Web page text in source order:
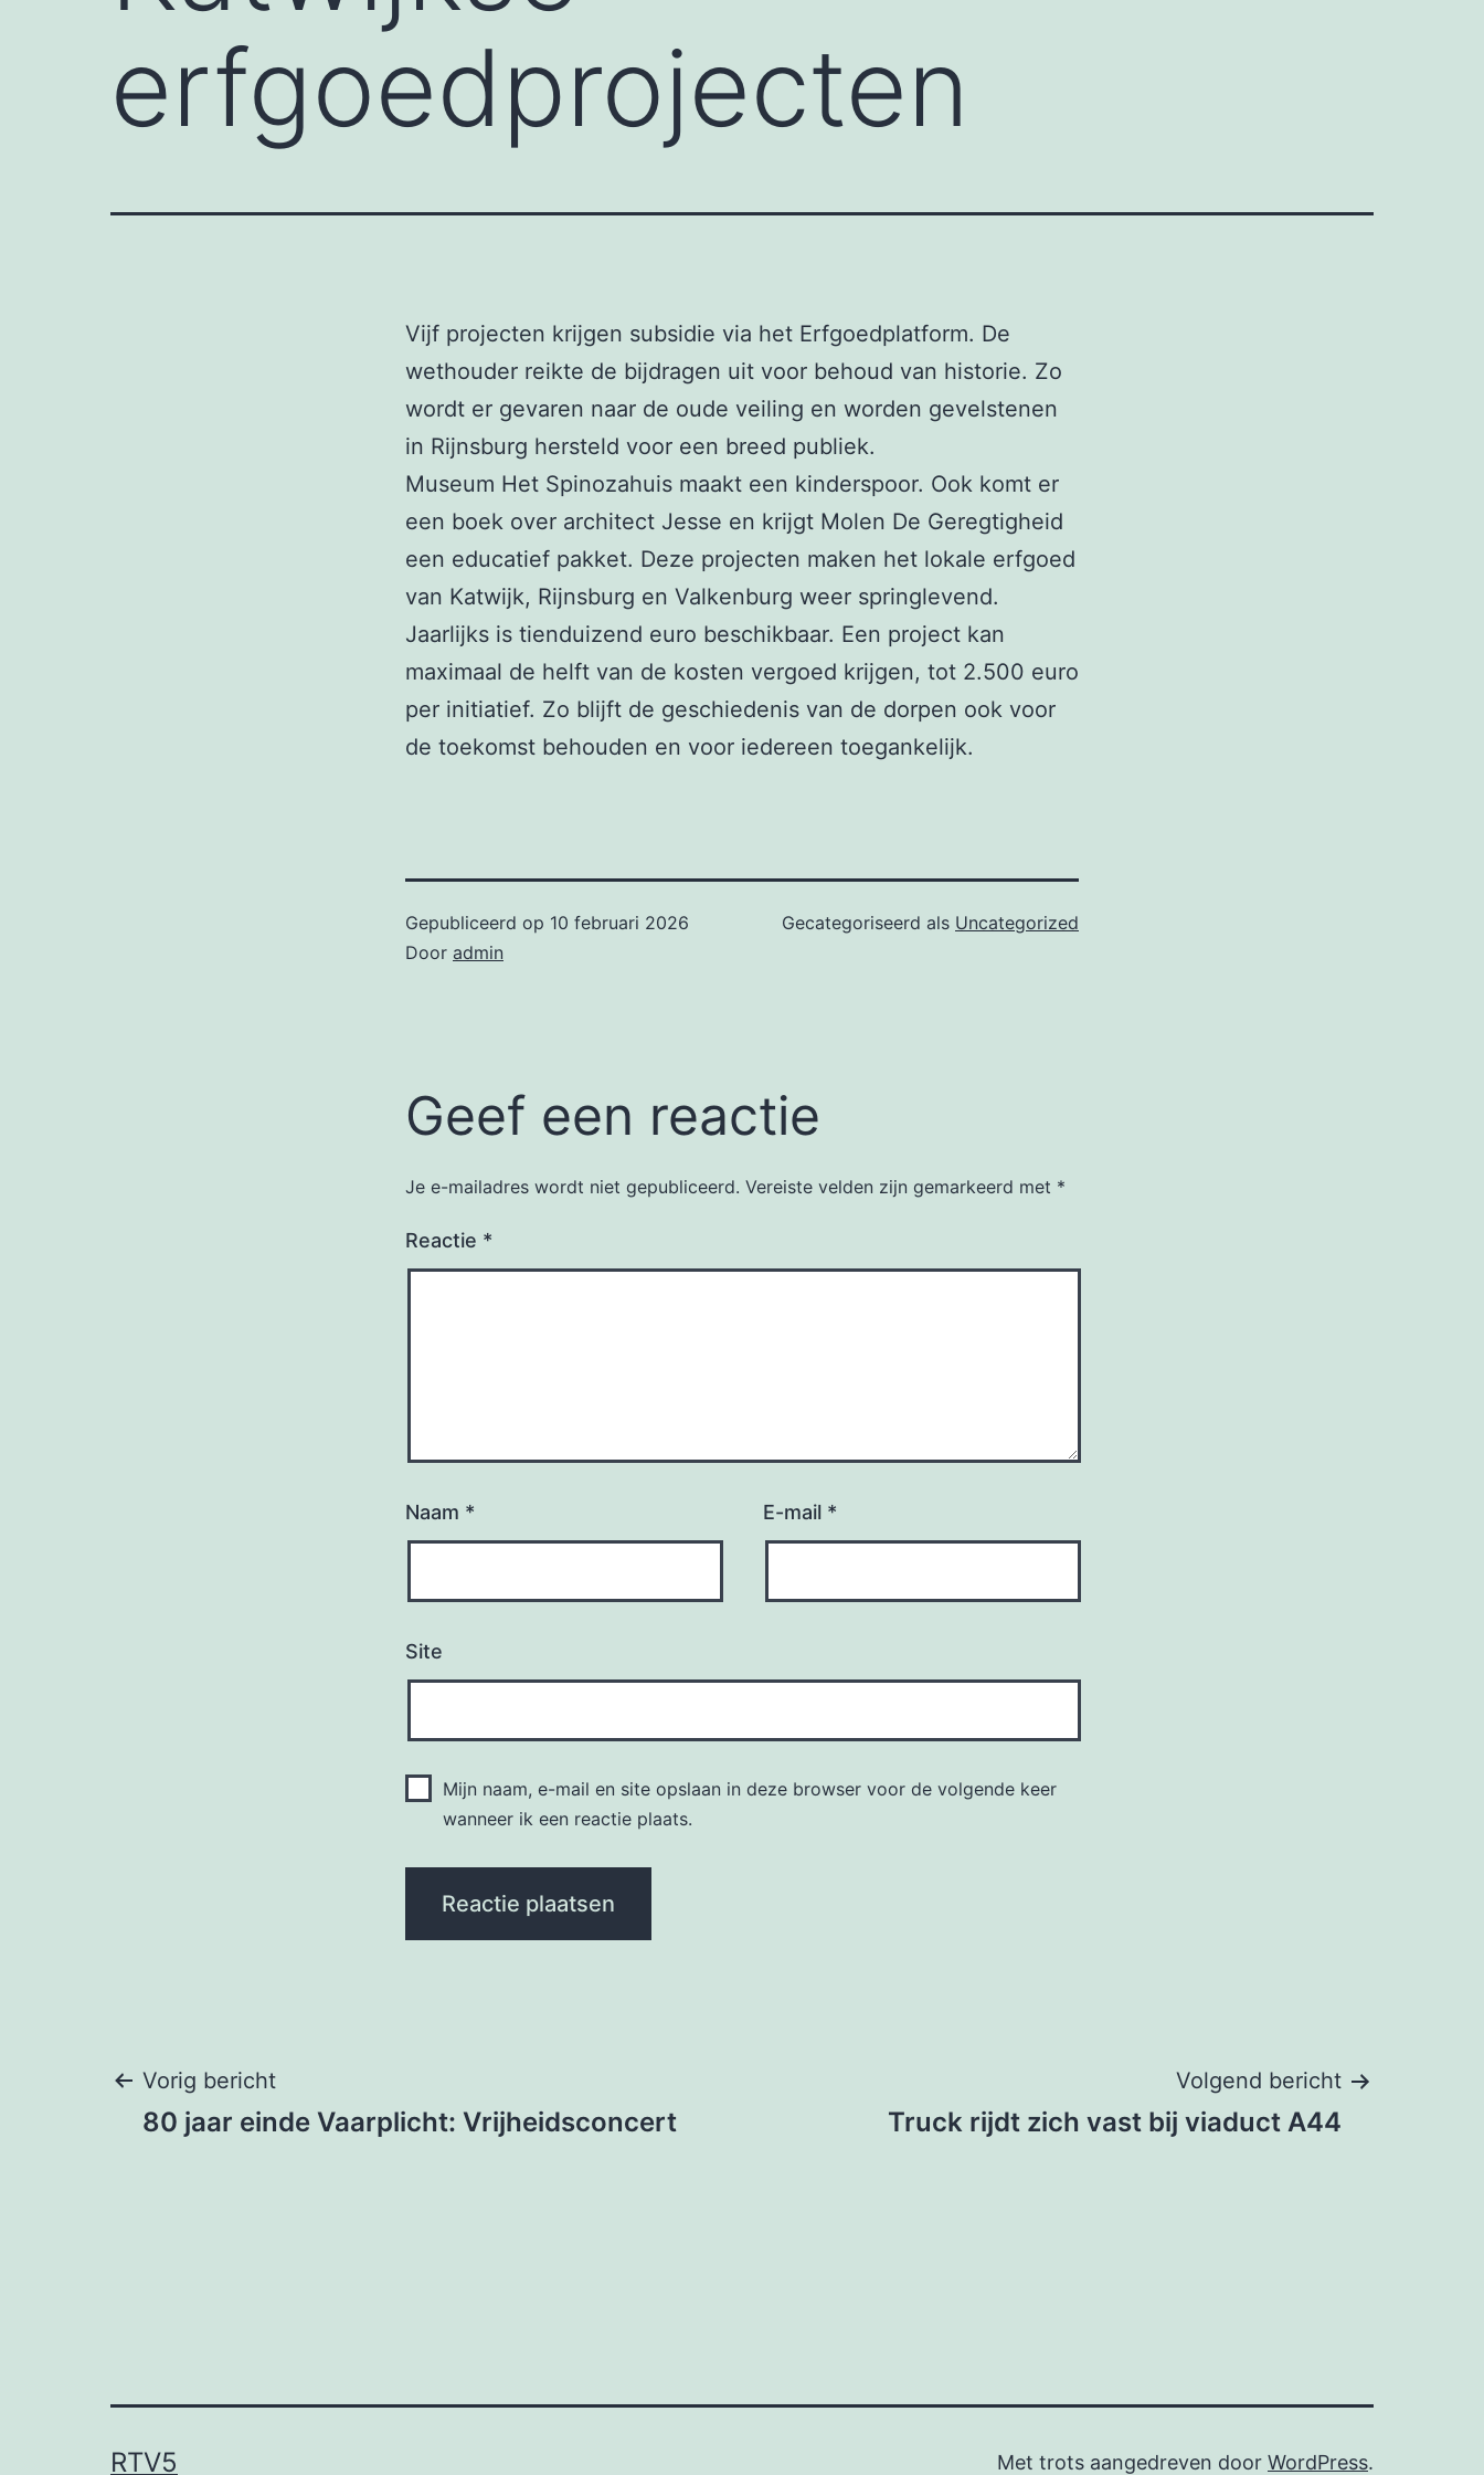
erfgoedprojecten
Vijf projecten krijgen subsidie via het Erfgoedplatform. De
wethouder reikte de bijdragen uit voor behoud van historie. Zo
wordt er gevaren naar de oude veiling en worden gevelstenen
in Rijnsburg hersteld voor een breed publiek.
Museum Het Spinozahuis maakt een kinderspoor. Ook komt er
een boek over architect Jesse en krijgt Molen De Geregtigheid
een educatief pakket. Deze projecten maken het lokale erfgoed
van Katwijk, Rijnsburg en Valkenburg weer springlevend.
Jaarlijks is tienduizend euro beschikbaar. Een project kan
maximaal de helft van de kosten vergoed krijgen, tot 2.500 euro
per initiatief. Zo blijft de geschiedenis van de dorpen ook voor
de toekomst behouden en voor iedereen toegankelijk.
Gepubliceerd op 10 februari 2026
Door admin
Gecategoriseerd als Uncategorized
Geef een reactie
Je e-mailadres wordt niet gepubliceerd. Vereiste velden zijn gemarkeerd met *
Reactie *
Naam * E-mail *
Site
Mijn naam, e-mail en site opslaan in deze browser voor de volgende keer
wanneer ik een reactie plaats.
Bericht
Vorig bericht
80 jaar einde Vaarplicht: Vrijheidsconcert
Volgend bericht
Truck rijdt zich vast bij viaduct A44
RTV5 Met trots aangedreven door WordPress.